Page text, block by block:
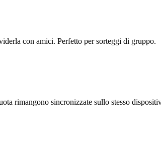
con amici. Perfetto per sorteggi di gruppo.
rimangono sincronizzate sullo stesso